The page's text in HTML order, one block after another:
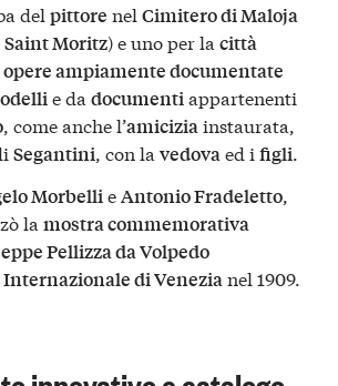
del pittore nel Cimitero di Maloja
Saint Moritz) e uno per la città
opere ampiamente documentate
e da documentiappartenenti
, come anche l’amiciziainstaurata,
Segantini, con la vedovaed i figli.
MorbellieAntonio Fradeletto,
la mostra commemorativa
Pellizza da Volpedo
di Venezianel 1909.